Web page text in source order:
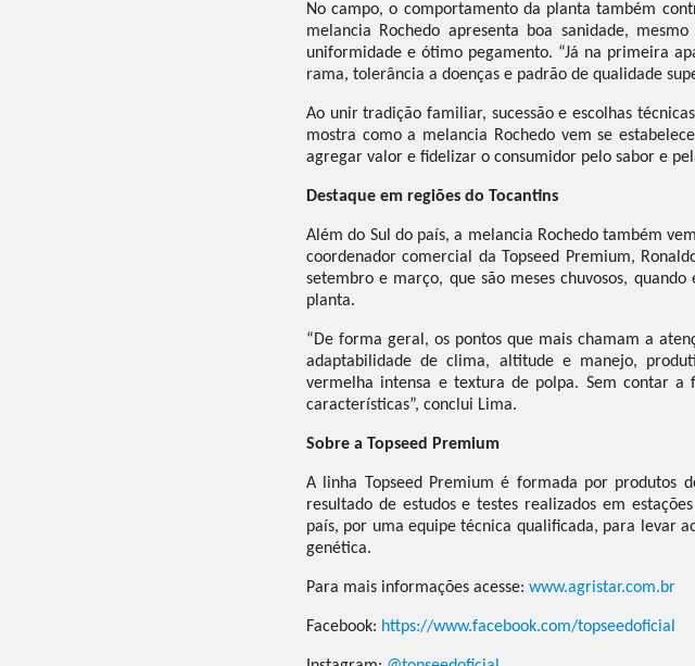
No campo, o comportamento da planta também
melancia Rochedo apresenta boa sanidade,
uniformidade e ótimo pegamento. “Já na primeira
rama, tolerância a doenças e padrão de qualidade
Ao unir tradição familiar, sucessão e escolhas
mostra como a melancia Rochedo vem se
agregar valor e fidelizar o consumidor pelo sabor e
Destaque em regiões do Tocantins
Além do Sul do país, a melancia Rochedo também
coordenador comercial da Topseed Premium,
setembro e março, que são meses chuvosos,
planta.
“De forma geral, os pontos que mais chamam a
adaptabilidade de clima, altitude e manejo,
vermelha intensa e textura de polpa. Sem contar a
características”, conclui Lima.
Sobre a Topseed Premium
A linha Topseed Premium é formada por produtos
resultado de estudos e testes realizados em
país, por uma equipe técnica qualificada, para levar
genética.
Para mais informações acesse: www.agristar.com.br
Facebook: https://www.facebook.com/topseedoficial